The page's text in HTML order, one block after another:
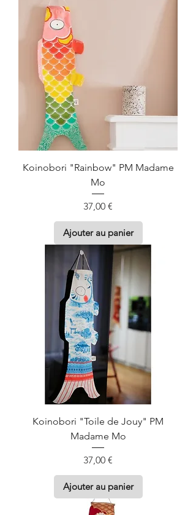
Koinobori "Rainbow" PM Madame
Mo
Prix
37,00 €
Ajouter au panier
Koinobori "Toile de Jouy" PM
Madame Mo
Prix
37,00 €
Ajouter au panier